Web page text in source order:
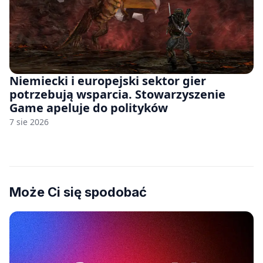
Niemiecki i europejski sektor gier
potrzebują wsparcia. Stowarzyszenie
Game apeluje do polityków
7 sie 2026
Może Ci się spodobać